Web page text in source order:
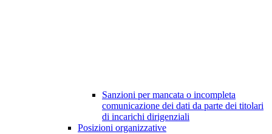
Sanzioni per mancata o incompleta
comunicazione dei dati da parte dei titolari
di incarichi dirigenziali
Posizioni organizzative